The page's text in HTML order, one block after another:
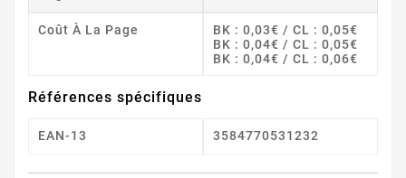
Coût À La Page
BK : 0,03€ / CL : 0,05€
BK : 0,04€ / CL : 0,05€
BK : 0,04€ / CL : 0,06€
Références spécifiques
EAN-13 3584770531232